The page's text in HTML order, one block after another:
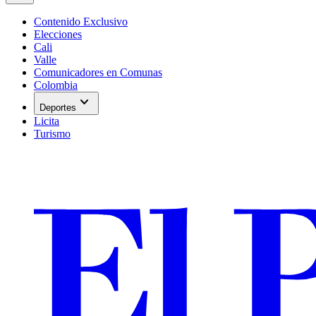
Contenido Exclusivo
Elecciones
Cali
Valle
Comunicadores en Comunas
Colombia
Deportes expand_more
Licita
Turismo